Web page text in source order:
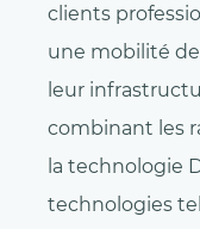
clients
une mobilité
leur
combinant les
la technologie
technologies